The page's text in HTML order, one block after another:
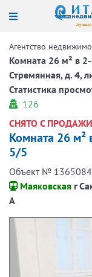
Агентство
Комната 26 м² в
Стремянная, д. 4,
Статистика
126
СНЯТО С ПРОДАЖИ
Комната 26 м²
5/5
Объект №
Маяковская г
А